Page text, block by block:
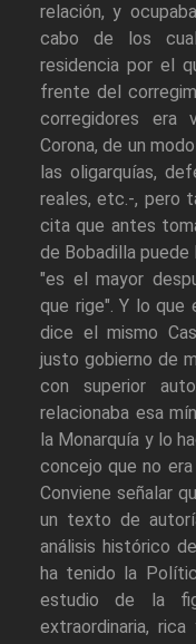
relación, y
cabo de los
residencia por el
frente del
corregidores
Corona, de un
las oligarquías,
reales, etc.-, pero
cita que antes
de Bobadilla
"es el mayor
que rige". Y lo que
dice el mismo
justo gobierno de
con superior
relacionaba esa
la Monarquía y lo
concejo que no
Conviene señalar
un texto de
análisis histórico
ha tenido la
estudio de la
extraordinaria,